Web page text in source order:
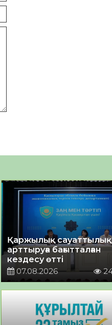
Қаржылық
арттыруға бағытталған
кездесу өтті
07.08.2026